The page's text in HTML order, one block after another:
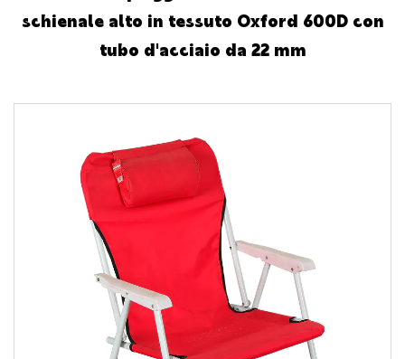
schienale alto in tessuto Oxford 600D con
tubo d'acciaio da 22 mm